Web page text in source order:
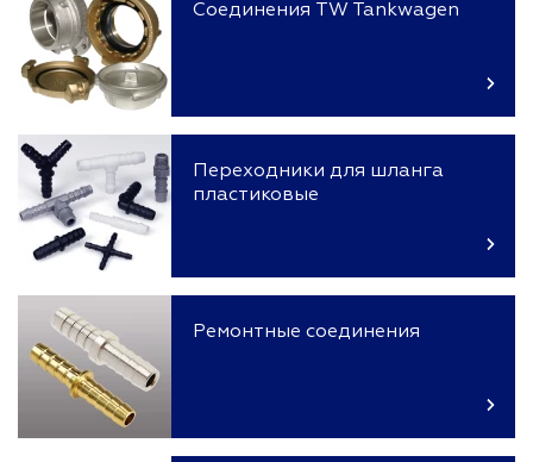
Соединения TW Tankwagen
Переходники для шланга
пластиковые
Ремонтные соединения